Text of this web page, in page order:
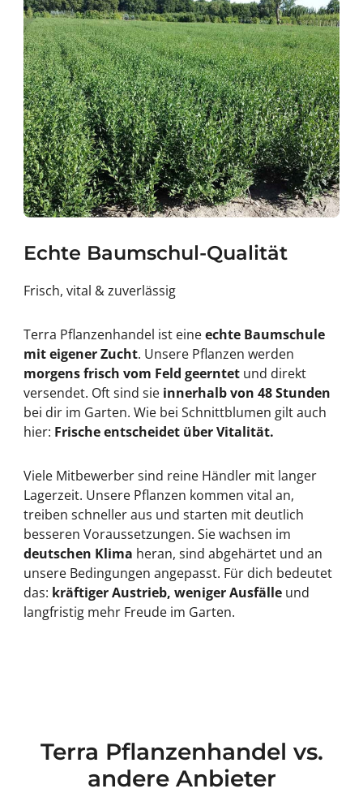
Echte Baumschul-Qualität
Frisch, vital & zuverlässig
Terra Pflanzenhandel ist eineechte Baumschule
mit eigener Zucht. Unsere Pflanzen werden
morgens frisch vom Feld geerntetund direkt
versendet. Oft sind sie innerhalb von 48 Stunden
bei dir im Garten. Wie bei Schnittblumen gilt auch
hier: Frische entscheidet über Vitalität.
Viele Mitbewerber sind reine Händler mit langer
Lagerzeit. Unsere Pflanzen kommen vital an,
treiben schneller aus und starten mit deutlich
besseren Voraussetzungen. Sie wachsen im
deutschen Klima heran, sind abgehärtet und an
unsere Bedingungen angepasst. Für dich bedeutet
das: kräftiger Austrieb, weniger Ausfälle und
langfristig mehr Freude im Garten.
Terra Pflanzenhandel vs.
andere Anbieter